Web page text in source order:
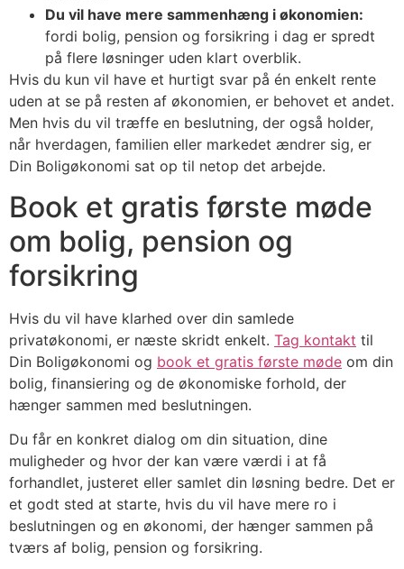
Du vil have mere sammenhæng i økonomien:
fordi bolig, pension og forsikring i dag er spredt
på flere løsninger uden klart overblik.
Hvis du kun vil have et hurtigt svar på én enkelt rente
uden at se på resten af økonomien, er behovet et andet.
Men hvis du vil træffe en beslutning, der også holder,
når hverdagen, familien eller markedet ændrer sig, er
Din Boligøkonomi sat op til netop det arbejde.
Book et gratis første møde
om bolig, pension og
forsikring
Hvis du vil have klarhed over din samlede
privatøkonomi, er næste skridt enkelt. Tag kontakt til
Din Boligøkonomi og book et gratis første møde om din
bolig, finansiering og de økonomiske forhold, der
hænger sammen med beslutningen.
Du får en konkret dialog om din situation, dine
muligheder og hvor der kan være værdi i at få
forhandlet, justeret eller samlet din løsning bedre. Det er
et godt sted at starte, hvis du vil have mere ro i
beslutningen og en økonomi, der hænger sammen på
tværs af bolig, pension og forsikring.